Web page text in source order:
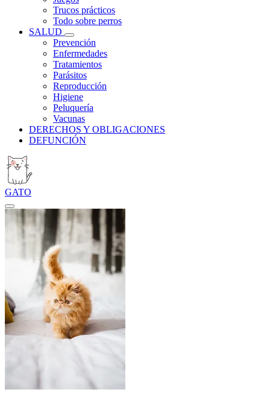
Trucos prácticos
Todo sobre perros
SALUD
Prevención
Enfermedades
Tratamientos
Parásitos
Reproducción
Higiene
Peluquería
Vacunas
DERECHOS Y OBLIGACIONES
DEFUNCIÓN
GATO